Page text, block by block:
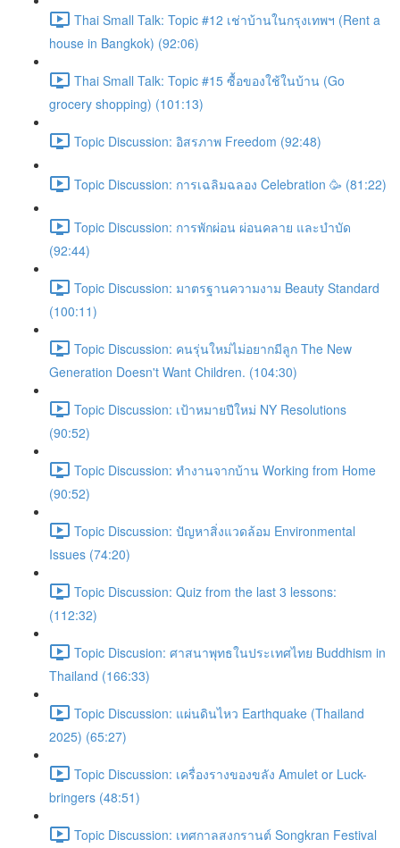
Thai Small Talk: Topic #12 เช่าบ้านในกรุงเทพฯ (Rent a
house in Bangkok) (92:06)
Thai Small Talk: Topic #15 ซื้อของใช้ในบ้าน (Go
grocery shopping) (101:13)
Topic Discussion: อิสรภาพ Freedom (92:48)
Topic Discussion: การเฉลิมฉลอง Celebration 🥳 (81:22)
Topic Discussion: การพักผ่อน ผ่อนคลาย และบำบัด
(92:44)
Topic Discussion: มาตรฐานความงาม Beauty Standard
(100:11)
Topic Discussion: คนรุ่นใหม่ไม่อยากมีลูก The New
Generation Doesn't Want Children. (104:30)
Topic Discussion: เป้าหมายปีใหม่ NY Resolutions
(90:52)
Topic Discussion: ทำงานจากบ้าน Working from Home
(90:52)
Topic Discussion: ปัญหาสิ่งแวดล้อม Environmental
Issues (74:20)
Topic Discussion: Quiz from the last 3 lessons:
(112:32)
Topic Discusion: ศาสนาพุทธในประเทศไทย Buddhism in
Thailand (166:33)
Topic Discussion: แผ่นดินไหว Earthquake (Thailand
2025) (65:27)
Topic Discussion: เครื่องรางของขลัง Amulet or Luck-
bringers (48:51)
Topic Discussion: เทศกาลสงกรานต์ Songkran Festival